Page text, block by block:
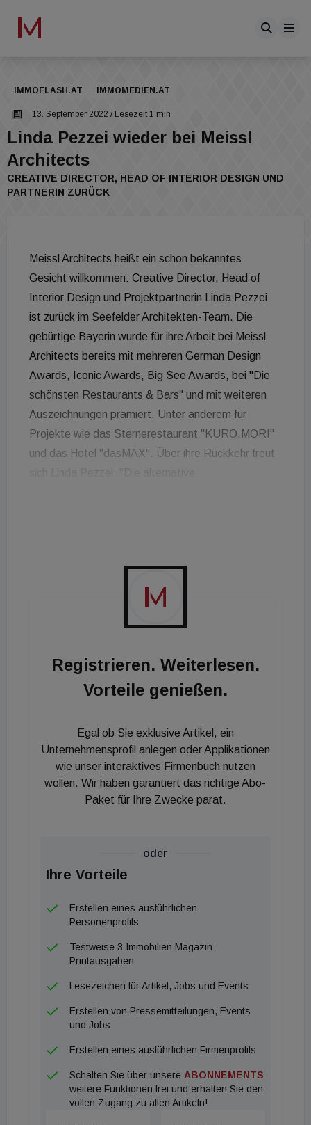
IMMOFLASH.AT IMMOMEDIEN.AT
13. September 2022 / Lesezeit 1 min
Linda Pezzei wieder bei Meissl
Architects
CREATIVE DIRECTOR, HEAD OF INTERIOR DESIGN UND
PARTNERIN ZURÜCK
Meissl Architects heißt ein schon bekanntes
Gesicht willkommen: Creative Director, Head of
Interior Design und Projektpartnerin Linda Pezzei
ist zurück im Seefelder Architekten-Team. Die
gebürtige Bayerin wurde für ihre Arbeit bei Meissl
Architects bereits mit mehreren German Design
Awards, Iconic Awards, Big See Awards, bei "Die
schönsten Restaurants & Bars" und mit weiteren
Auszeichnungen prämiert. Unter anderem für
Projekte wie das Sternerestaurant "KURO.MORI"
und das Hotel "dasMAX". Über ihre Rückkehr freut
und ich bin gerne Teil des Teams."
Registrieren. Weiterlesen.
Vorteile genießen.
Egal ob Sie exklusive Artikel, ein
Unternehmensprofil anlegen oder Applikationen
wie unser interaktives Firmenbuch nutzen
wollen. Wir haben garantiert das richtige Abo-
Paket für Ihre Zwecke parat.
oder
Ihre Vorteile
Erstellen eines ausführlichen
Personenprofils
Testweise 3 Immobilien Magazin
Printausgaben
Lesezeichen für Artikel, Jobs und Events
Erstellen von Pressemitteilungen, Events
und Jobs
Erstellen eines ausführlichen Firmenprofils
Schalten Sie über unsere ABONNEMENTS
weitere Funktionen frei und erhalten Sie den
vollen Zugang zu allen Artikeln!